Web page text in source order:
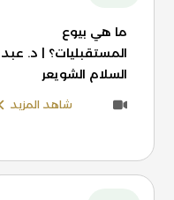
ما هي بيوع
المستقبليات؟ | د. عبد
السلام الشويعر
شاهد المزيد